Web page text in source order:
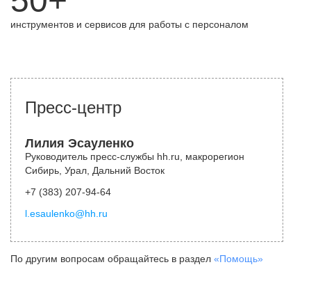
инструментов и сервисов для работы с персоналом
Пресс-центр
Лилия Эсауленко
Руководитель пресс-службы hh.ru, макрорегион
Сибирь, Урал, Дальний Восток
+7 (383) 207-94-64
l.esaulenko@hh.ru
По другим вопросам обращайтесь в раздел «Помощь»